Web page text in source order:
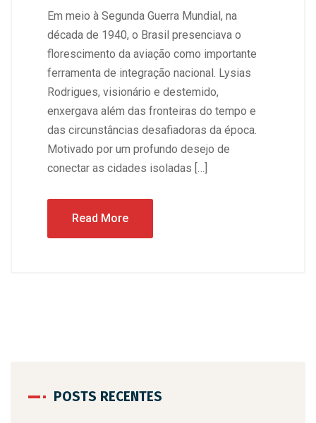
Em meio à Segunda Guerra Mundial, na
década de 1940, o Brasil presenciava o
florescimento da aviação como importante
ferramenta de integração nacional. Lysias
Rodrigues, visionário e destemido,
enxergava além das fronteiras do tempo e
das circunstâncias desafiadoras da época.
Motivado por um profundo desejo de
conectar as cidades isoladas […]
Read More
POSTS RECENTES